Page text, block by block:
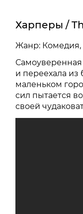
Харперы /
Жанр: Комедия,
Самоуверенная
и переехала из
маленьком
сил пытается
своей